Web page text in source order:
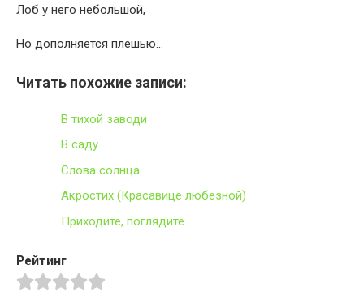
Лоб у него небольшой,
Но дополняется плешью…
Читать похожие записи:
В тихой заводи
В саду
Слова солнца
Акростих (Красавице любезной)
Приходите, поглядите
Рейтинг